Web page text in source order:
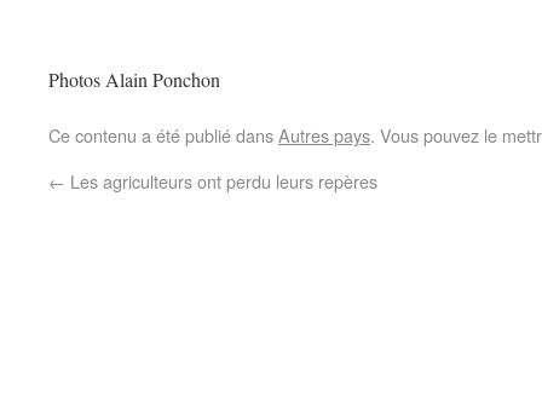
Photos Alain Ponchon
Ce contenu a été publié dansAutres pays. Vous pouvez le
← Les agriculteurs ont perdu leurs repères